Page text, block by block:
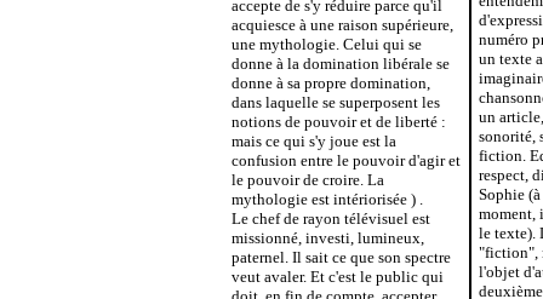
accepte de s'y réduire parce qu'il
acquiesce à une raison supérieure,
une mythologie. Celui qui se
donne à la domination libérale se
donne à sa propre domination,
dans laquelle se superposent les
notions de pouvoir et de liberté :
mais ce qui s'y joue est la
confusion entre le pouvoir d'agir et
le pouvoir de croire. La
mythologie est intériorisée ) .
Le chef de rayon télévisuel est
missionné, investi, lumineux,
paternel. Il sait ce que son spectre
veut avaler. Et c'est le public qui
numéro
un texte
un
sonorité,
fiction.
respect,
Sophie
moment,
le texte).
"fiction",
l'objet